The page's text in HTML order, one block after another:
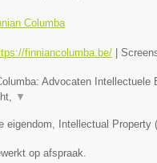
Columba
finniancolumba.be/ |
Advocaten Intellectuele
▼
eigendom, Intellectual Property
op afspraak.